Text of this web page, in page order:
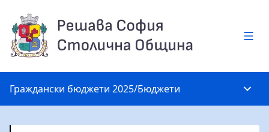
Граждански бюджети 2025/Бюджети